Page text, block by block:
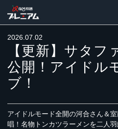
2026.07.02
【更新】サタフ
公開！アイドル
ブ！
アイドルモード全開の河合さん＆
唱！名物トンカツラーメンを二人